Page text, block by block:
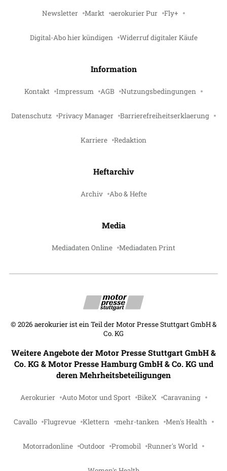
Newsletter Markt aerokurier Pur Fly+
Digital-Abo hier kündigen Widerruf digitaler Käufe
Information
Kontakt Impressum AGB Nutzungsbedingungen
Datenschutz Privacy Manager Barrierefreiheitserklaerung
Karriere Redaktion
Heftarchiv
Archiv Abo & Hefte
Media
Mediadaten Online Mediadaten Print
© 2026 aerokurier ist ein Teil der Motor Presse Stuttgart GmbH &
Co. KG
Weitere Angebote der Motor Presse Stuttgart GmbH &
Co. KG & Motor Presse Hamburg GmbH & Co. KG und
deren Mehrheitsbeteiligungen
Aerokurier Auto Motor und Sport BikeX Caravaning
Cavallo Flugrevue Klettern mehr-tanken Men's Health
Motorradonline Outdoor Promobil Runner's World